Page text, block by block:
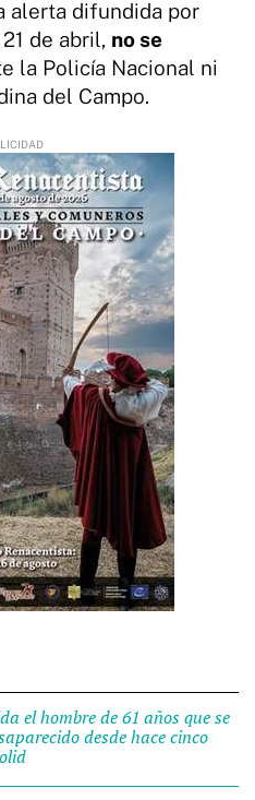
alerta difundida por
de abril, no se
la Policía Nacional ni
del Campo.
el hombre de 61 años que se
desde hace cinco